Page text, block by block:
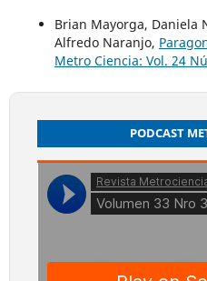
Brian Mayorga, Daniela
Alfredo Naranjo,
Metro Ciencia: Vol. 24
PODCAST